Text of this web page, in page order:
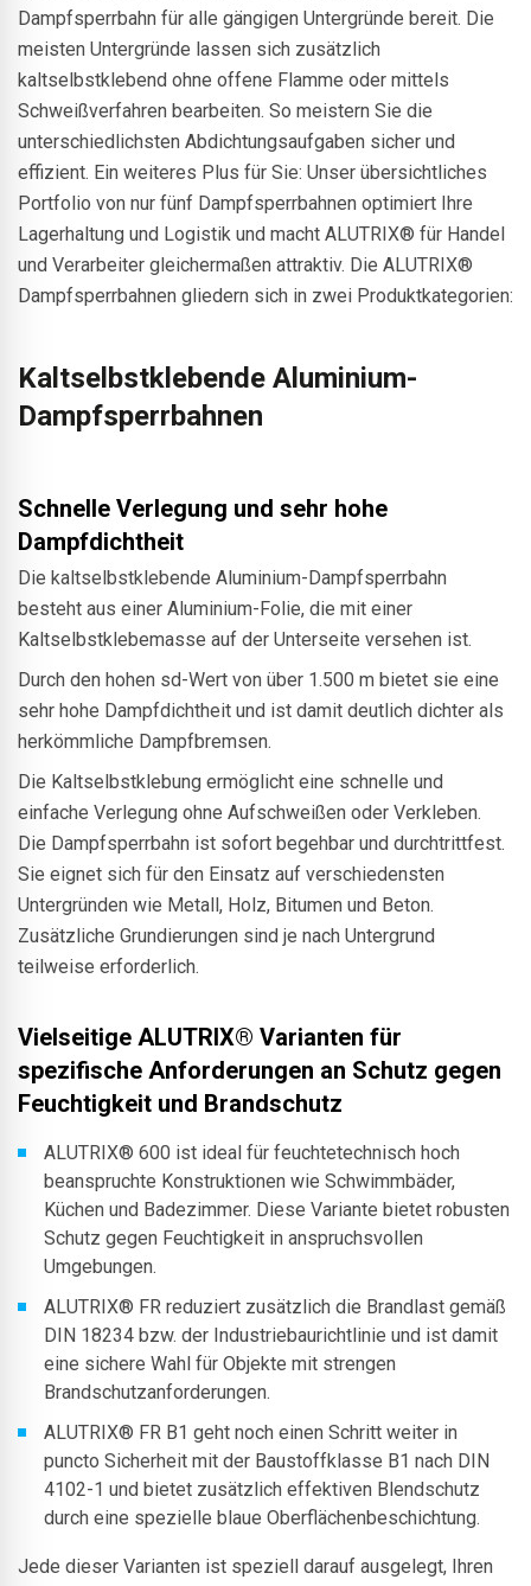
Dampfsperrbahn für alle gängigen Untergründe bereit. Die
meisten Untergründe lassen sich zusätzlich
kaltselbstklebend ohne offene Flamme oder mittels
Schweißverfahren bearbeiten. So meistern Sie die
unterschiedlichsten Abdichtungsaufgaben sicher und
effizient. Ein weiteres Plus für Sie: Unser übersichtliches
Portfolio von nur fünf Dampfsperrbahnen optimiert Ihre
Lagerhaltung und Logistik und macht ALUTRIX® für Handel
und Verarbeiter gleichermaßen attraktiv. Die ALUTRIX®
Dampfsperrbahnen gliedern sich in zwei Produktkategorien:
Kaltselbstklebende Aluminium-
Dampfsperrbahnen
Schnelle Verlegung und sehr hohe
Dampfdichtheit
Die kaltselbstklebende Aluminium-Dampfsperrbahn
besteht aus einer Aluminium-Folie, die mit einer
Kaltselbstklebemasse auf der Unterseite versehen ist.
Durch den hohen sd-Wert von über 1.500 m bietet sie eine
sehr hohe Dampfdichtheit und ist damit deutlich dichter als
herkömmliche Dampfbremsen.
Die Kaltselbstklebung ermöglicht eine schnelle und
einfache Verlegung ohne Aufschweißen oder Verkleben.
Die Dampfsperrbahn ist sofort begehbar und durchtrittfest.
Sie eignet sich für den Einsatz auf verschiedensten
Untergründen wie Metall, Holz, Bitumen und Beton.
Zusätzliche Grundierungen sind je nach Untergrund
teilweise erforderlich.
Vielseitige ALUTRIX® Varianten für
spezifische Anforderungen an Schutz gegen
Feuchtigkeit und Brandschutz
ALUTRIX® 600 ist ideal für feuchtetechnisch hoch
beanspruchte Konstruktionen wie Schwimmbäder,
Küchen und Badezimmer. Diese Variante bietet robusten
Schutz gegen Feuchtigkeit in anspruchsvollen
Umgebungen.
ALUTRIX® FR reduziert zusätzlich die Brandlast gemäß
DIN 18234 bzw. der Industriebaurichtlinie und ist damit
eine sichere Wahl für Objekte mit strengen
Brandschutzanforderungen.
ALUTRIX® FR B1 geht noch einen Schritt weiter in
puncto Sicherheit mit der Baustoffklasse B1 nach DIN
4102-1 und bietet zusätzlich effektiven Blendschutz
durch eine spezielle blaue Oberflächenbeschichtung.
Jede dieser Varianten ist speziell darauf ausgelegt, Ihren